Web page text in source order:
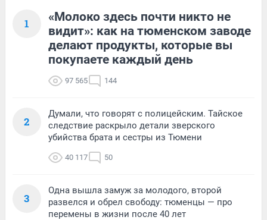
1
«Молоко здесь почти никто не
видит»: как на тюменском заводе
делают продукты, которые вы
покупаете каждый день
97 565 144
2
Думали, что говорят с полицейским. Тайское
следствие раскрыло детали зверского
убийства брата и сестры из Тюмени
40 117 50
3
Одна вышла замуж за молодого, второй
развелся и обрел свободу: тюменцы — про
перемены в жизни после 40 лет